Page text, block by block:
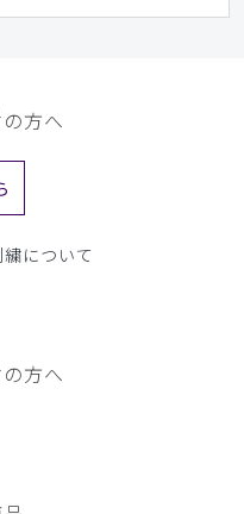
方へ
について
方へ